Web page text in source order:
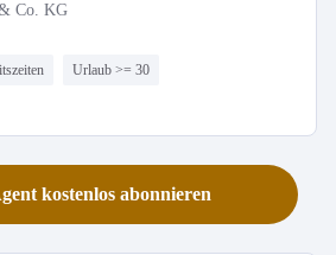
Co. KG
Urlaub >= 30
kostenlos abonnieren